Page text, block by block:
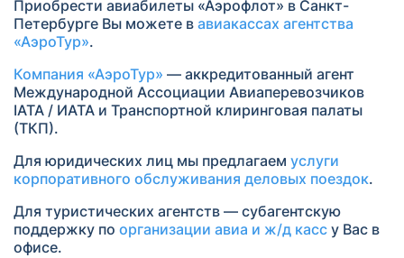
Приобрести авиабилеты «Аэрофлот» в Санкт-
Петербурге Вы можете в авиакассах агентства
«АэроТур».
Компания «АэроТур» — аккредитованный агент
Международной Ассоциации Авиаперевозчиков
IATA / ИАТА и Транспортной клиринговая палаты
(ТКП).
Для юридических лиц мы предлагаем услуги
корпоративного обслуживания деловых поездок.
Для туристических агентств — субагентскую
поддержку по организации авиа и ж/д касс у Вас в
офисе.